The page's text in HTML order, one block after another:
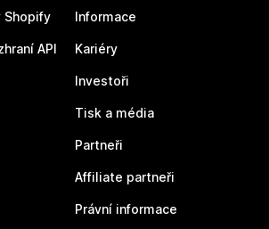
Shopify
API
Informace
Kariéry
Investoři
Tisk a média
Partneři
Affiliate partneři
Právní informace